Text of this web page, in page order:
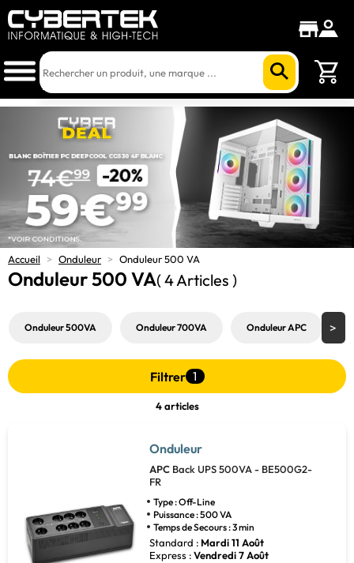
Accueil > Onduleur > Onduleur 500 VA
Onduleur 500 VA( 4 Articles )
Onduleur 500VA Onduleur 700VA Onduleur APC
Filtrer 1
4 articles
Onduleur
APC Back UPS 500VA - BE500G2-
FR
Type : Off-Line
Puissance : 500 VA
Temps de Secours : 3 min
Standard : Mardi 11 Août
Express :Vendredi 7 Août